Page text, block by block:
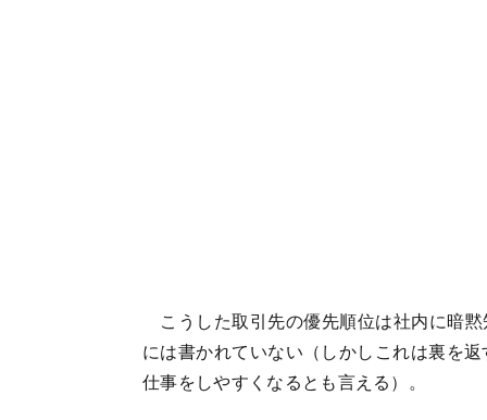
こうした取引先の優先順位は社内に暗
には書かれていない（しかしこれは裏を
仕事をしやすくなるとも言える）。